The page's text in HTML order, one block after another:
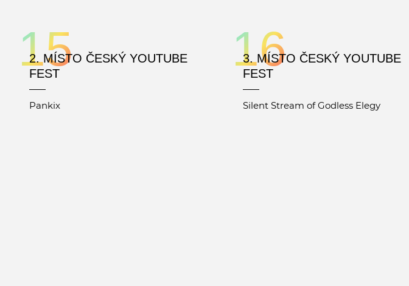
15
2. MÍSTO ČESKÝ YOUTUBE
FEST
Pankix
16
3. MÍSTO ČESKÝ YOUTUBE
FEST
Silent Stream of Godless Elegy